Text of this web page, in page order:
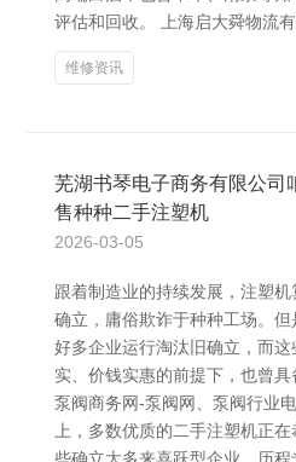
评估和回收。 上海启大舜物流
维修资讯
芜湖书琴电子商务有限公司
售种种二手注塑机
2026-03-05
跟着制造业的持续发展，注塑
确立，庸俗欺诈于种种工场。但
好多企业运行淘汰旧确立，而
实、价钱实惠的前提下，也曾
泵阀商务网-泵阀网、泵阀行业
上，多数优质的二手注塑机正